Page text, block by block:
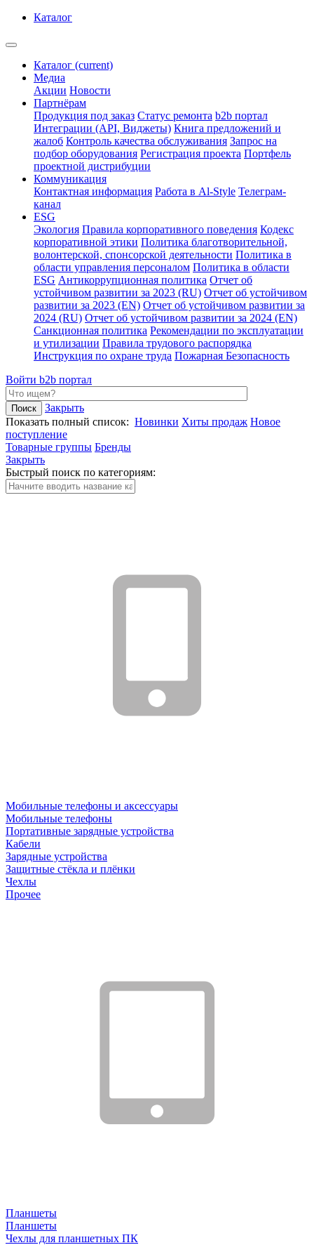
Каталог
Каталог (current)
Медиа
Акции Новости
Партнёрам
Продукция под заказ Статус ремонта b2b портал
Интеграции (API, Виджеты) Книга предложений и
жалоб Контроль качества обслуживания Запрос на
подбор оборудования Регистрация проекта Портфель
проектной дистрибуции
Коммуникация
Контактная информация Работа в Al-Style Телеграм-
канал
ESG
Экология Правила корпоративного поведения Кодекс
корпоративной этики Политика благотворительной,
волонтерской, спонсорской деятельности Политика в
области управления персоналом Политика в области
ESG Антикоррупционная политика Отчет об
устойчивом развитии за 2023 (RU) Отчет об устойчивом
развитии за 2023 (EN) Отчет об устойчивом развитии за
2024 (RU) Отчет об устойчивом развитии за 2024 (EN)
Санкционная политика Рекомендации по эксплуатации
и утилизации Правила трудового распорядка
Инструкция по охране труда Пожарная Безопасность
Войти b2b портал
Закрыть
Показать полный список: Новинки Хиты продаж Новое
поступление
Товарные группы Бренды
Закрыть
Быстрый поиск по категориям:
Мобильные телефоны и аксессуары
Мобильные телефоны
Портативные зарядные устройства
Кабели
Зарядные устройства
Защитные стёкла и плёнки
Чехлы
Прочее
Планшеты
Планшеты
Чехлы для планшетных ПК